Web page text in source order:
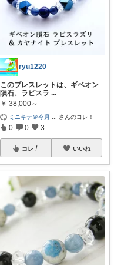
ryu1220
このブレスレットは、ギベオン
隕石、ラピスラ ...
￥ 38,000～
ミニキテ＠今月 さんのコレ！
0 0 3
コレ いいね